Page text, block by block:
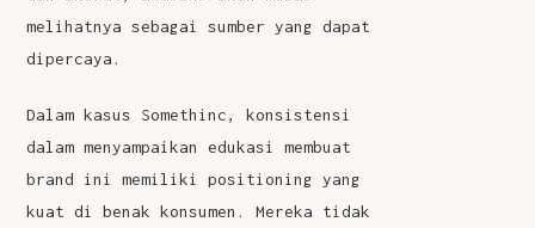
melihatnya sebagai sumber yang dapat
dipercaya.
Dalam kasus Somethinc, konsistensi
dalam menyampaikan edukasi membuat
brand ini memiliki positioning yang
kuat di benak konsumen. Mereka tidak